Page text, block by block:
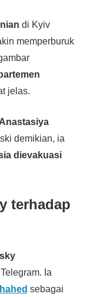
di Kyiv
memperburuk
jelas.
demikian, ia
dievakuasi
terhadap
Ia
sebagai